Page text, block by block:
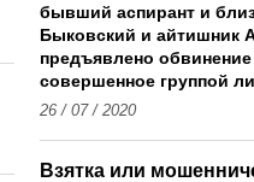
бывший аспирант и
Быковский и айтишник
предъявлено
совершенное группой
26 / 07 / 2020
Взятка или